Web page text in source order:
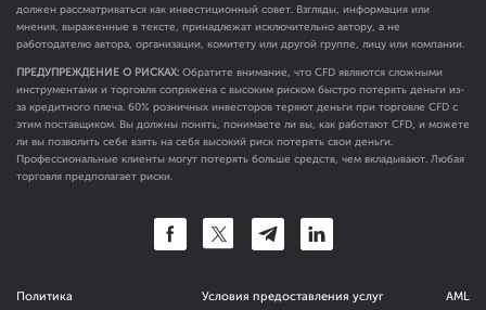
должен рассматриваться как инвестиционный совет. Взгляды, информация или
мнения, выраженные в тексте, принадлежат исключительно автору, а не
работодателю автора, организации, комитету или другой группе, лицу или компании.
ПРЕДУПРЕЖДЕНИЕ О РИСКАХ: Обратите внимание, что CFD являются сложными
инструментами и торговля сопряжена с высоким риском быстро потерять деньги из-
за кредитного плеча. 60% розничных инвесторов теряют деньги при торговле CFD с
этим поставщиком. Вы должны понять, понимаете ли вы, как работают CFD, и можете
ли вы позволить себе взять на себя высокий риск потерять свои деньги.
Профессиональные клиенты могут потерять больше средств, чем вкладывают. Любая
торговля предполагает риски.
Политика Условия предоставления услуг AML